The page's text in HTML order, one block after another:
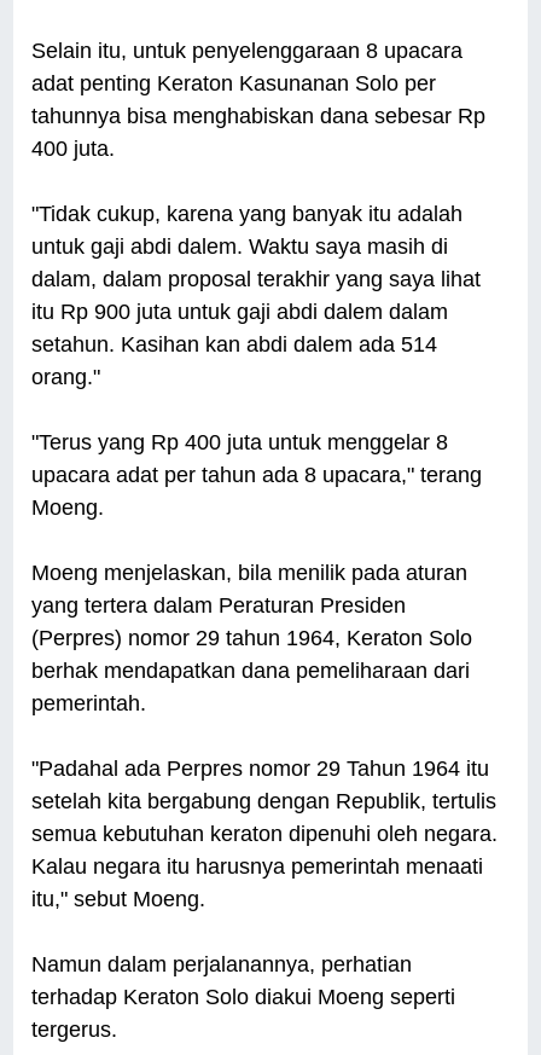
Selain itu, untuk penyelenggaraan 8 upacara
adat penting Keraton Kasunanan Solo per
tahunnya bisa menghabiskan dana sebesar Rp
400 juta.
"Tidak cukup, karena yang banyak itu adalah
untuk gaji abdi dalem. Waktu saya masih di
dalam, dalam proposal terakhir yang saya lihat
itu Rp 900 juta untuk gaji abdi dalem dalam
setahun. Kasihan kan abdi dalem ada 514
orang."
"Terus yang Rp 400 juta untuk menggelar 8
upacara adat per tahun ada 8 upacara," terang
Moeng.
Moeng menjelaskan, bila menilik pada aturan
yang tertera dalam Peraturan Presiden
(Perpres) nomor 29 tahun 1964, Keraton Solo
berhak mendapatkan dana pemeliharaan dari
pemerintah.
"Padahal ada Perpres nomor 29 Tahun 1964 itu
setelah kita bergabung dengan Republik, tertulis
semua kebutuhan keraton dipenuhi oleh negara.
Kalau negara itu harusnya pemerintah menaati
itu," sebut Moeng.
Namun dalam perjalanannya, perhatian
terhadap Keraton Solo diakui Moeng seperti
tergerus.